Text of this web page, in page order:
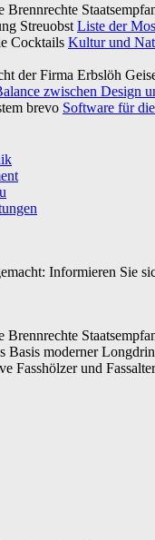
Brennrechte
Streuobst Liste der
Cocktails Kultur und
der Firma Erbslöh
zwischen Design
brevo Software für
Informieren Sie
Brennrechte
Basis moderner
Fasshölzer und